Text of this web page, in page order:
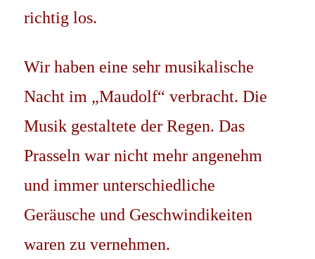
richtig los.
Wir haben eine sehr musikalische
Nacht im „Maudolf“ verbracht. Die
Musik gestaltete der Regen. Das
Prasseln war nicht mehr angenehm
und immer unterschiedliche
Geräusche und Geschwindikeiten
waren zu vernehmen.